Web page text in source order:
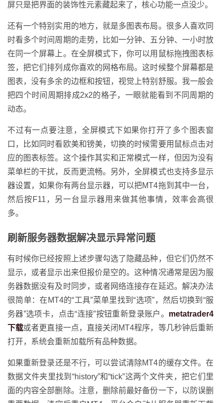
屏只是把界面的装饰性元素藏起来了，核心功能一点没少。
还有一个特别实用的地方，就是多图表布局。很多人喜欢同
时看多个时间周期的走势，比如一分钟、五分钟、一小时放
在同一个屏幕上。在全屏模式下，你可以用鼠标拖拽图表标
签，把它们排列成你喜欢的网格布局。这时候整个屏幕都是
图表，没有多余的边框和按钮，视觉上特别舒服。我一般会
把四个时间周期排成2x2的格子，一眼就能看到不同周期的
动态。
不过有一点要注意，全屏模式下如果你打开了多个图表窗
口，比如同时看欧美和镑美，切换的时候需要用鼠标点击对
应的图表标签。这个操作其实和正常模式一样，但因为没有
菜单栏的干扰，反而更流畅。另外，全屏模式也支持多显示
器设置，如果你有两台显示器，可以把MT4拖到其中一台，
然后按F11，另一台显示器用来做其他事情，效率会高很
多。
刷新服务器数据解决显示异常问题
有时候你已经按照上述步骤勾选了隐藏品种，但它们仍然不
显示，或者显示出来但报价是空的。这种情况通常是因为服
务器数据没有及时同步，或者网络连接存在延迟。解决办法
很简单：在MT4的“工具”菜单里找到“选项”，然后切换到“服
务器”选项卡，点击“连接”按钮重新登录账户。 metatrader4
下载或者更直接一点，直接关闭MT4程序，等几秒钟后重新
打开，系统会重新加载所有品种数据。
如果重新登录还是不行，可以尝试清除MT4的缓存文件。在
数据文件夹里找到“history”和“tick”这两个文件夹，把它们里
面的内容全部删除。注意，删除前最好备份一下，以防误删